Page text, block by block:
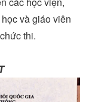
và giáo viên
thi.